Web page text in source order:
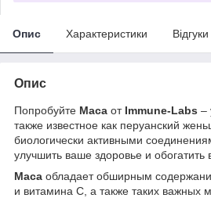
Опис Характеристики
Опис
Попробуйте Maca от Immune-Labs –
также известное как перуанский
биологически активными
улучшить ваше здоровье и обогатить
Maca обладает обширным
и витамина C, а также таких важных